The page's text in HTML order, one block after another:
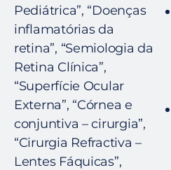
Pediátrica”, “Doenças
inflamatórias da
retina”, “Semiologia da
Retina Clínica”,
“Superfície Ocular
Externa”, “Córnea e
conjuntiva – cirurgia”,
“Cirurgia Refractiva –
Lentes Fáquicas”,